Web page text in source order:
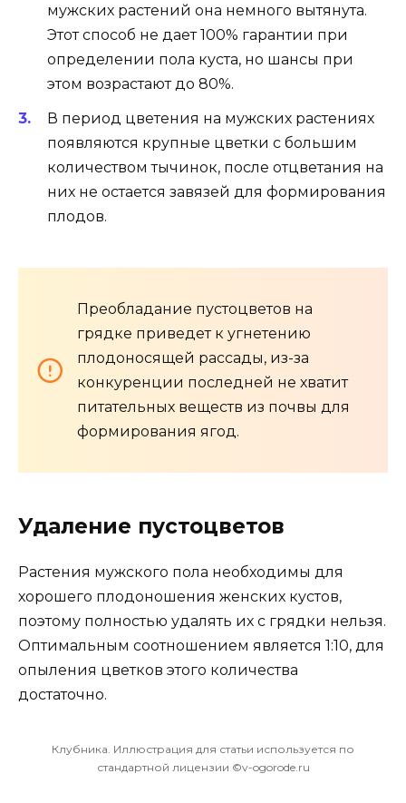
мужских растений она немного вытянута.
Этот способ не дает 100% гарантии при
определении пола куста, но шансы при
этом возрастают до 80%.
В период цветения на мужских растениях
появляются крупные цветки с большим
количеством тычинок, после отцветания на
них не остается завязей для формирования
плодов.
Преобладание пустоцветов на
грядке приведет к угнетению
плодоносящей рассады, из-за
конкуренции последней не хватит
питательных веществ из почвы для
формирования ягод.
Удаление пустоцветов
Растения мужского пола необходимы для
хорошего плодоношения женских кустов,
поэтому полностью удалять их с грядки нельзя.
Оптимальным соотношением является 1:10, для
опыления цветков этого количества
достаточно.
Клубника. Иллюстрация для статьи используется по
стандартной лицензии ©v-ogorode.ru